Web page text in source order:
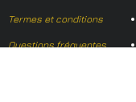
Termes et conditions
Questions fréquentes